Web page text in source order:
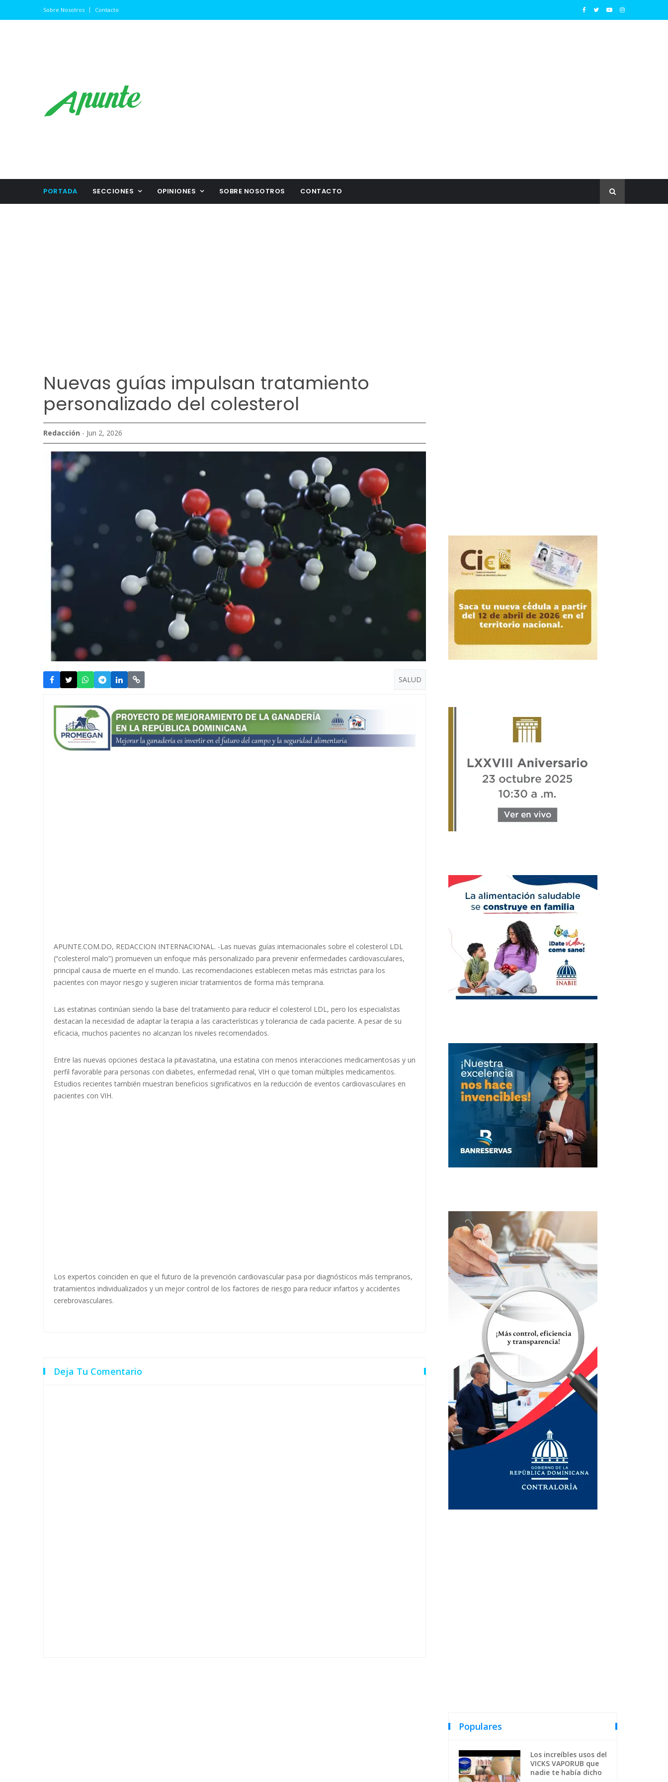
Sobre Nosotros Contacto
PORTADA SECCIONES OPINIONES SOBRE NOSOTROS CONTACTO
Nuevas guías impulsan tratamiento
personalizado del colesterol
Redacción - Jun 2, 2026
SALUD
APUNTE.COM.DO, REDACCION INTERNACIONAL. -Las nuevas guías internacionales sobre el colesterol LDL
(“colesterol malo”) promueven un enfoque más personalizado para prevenir enfermedades cardiovasculares,
principal causa de muerte en el mundo. Las recomendaciones establecen metas más estrictas para los
pacientes con mayor riesgo y sugieren iniciar tratamientos de forma más temprana.
Las estatinas continúan siendo la base del tratamiento para reducir el colesterol LDL, pero los especialistas
destacan la necesidad de adaptar la terapia a las características y tolerancia de cada paciente. A pesar de su
eficacia, muchos pacientes no alcanzan los niveles recomendados.
Entre las nuevas opciones destaca la pitavastatina, una estatina con menos interacciones medicamentosas y un
perfil favorable para personas con diabetes, enfermedad renal, VIH o que toman múltiples medicamentos.
Estudios recientes también muestran beneficios significativos en la reducción de eventos cardiovasculares en
pacientes con VIH.
Los expertos coinciden en que el futuro de la prevención cardiovascular pasa por diagnósticos más tempranos,
tratamientos individualizados y un mejor control de los factores de riesgo para reducir infartos y accidentes
cerebrovasculares.
Deja Tu Comentario
Populares
Los increíbles usos del
VICKS VAPORUB que
nadie te había dicho